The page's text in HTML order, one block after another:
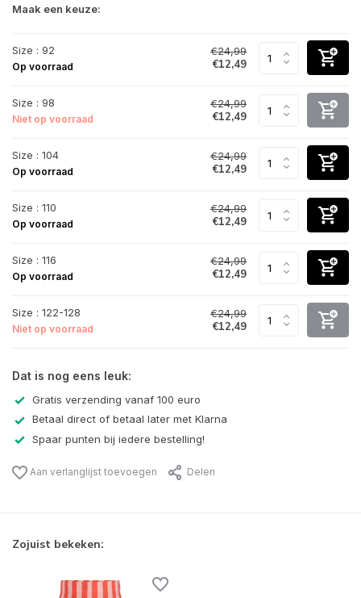
Maak een keuze:
Size : 92
Op voorraad
€24,99
€12,49
Size : 98
Niet op voorraad
€24,99
€12,49
Size : 104
Op voorraad
€24,99
€12,49
Size : 110
Op voorraad
€24,99
€12,49
Size : 116
Op voorraad
€24,99
€12,49
Size : 122-128
Niet op voorraad
€24,99
€12,49
Dat is nog eens leuk:
Gratis verzending vanaf 100 euro
Betaal direct of betaal later met Klarna
Spaar punten bij iedere bestelling!
Aan verlanglijst toevoegen Delen
Zojuist bekeken: